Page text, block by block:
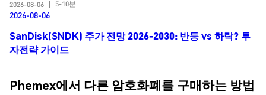
2026-08-06
5-10분
2026-08-06
SanDisk(SNDK) 주가 전망 2026-2030: 반등 vs 하락? 투
자전략 가이드
Phemex에서 다른 암호화폐를 구매하는 방법